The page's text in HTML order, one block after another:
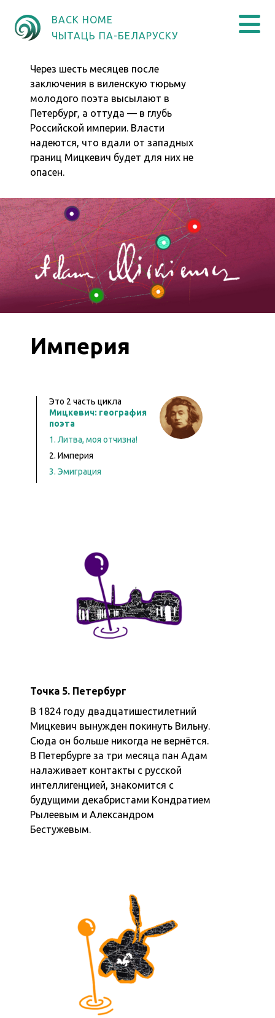
BACK HOME
ЧЫТАЦЬ ПА-БЕЛАРУСКУ
Через шесть месяцев после
заключения в виленскую тюрьму
молодого поэта высылают в
Петербург, а оттуда — в глубь
Российской империи. Власти
надеются, что вдали от западных
границ Мицкевич будет для них не
опасен.
Империя
Это 2часть цикла
Мицкевич: география
поэта
1. Литва, моя отчизна!
2. Империя
3. Эмиграция
Точка 5. Петербург
В 1824 году двадцатишестилетний
Мицкевич вынужден покинуть Вильну.
Сюда он больше никогда не вернётся.
В Петербурге за три месяца пан Адам
налаживает контакты с русской
интеллигенцией, знакомится с
будущими декабристами Кондратием
Рылеевым и Александром
Бестужевым.